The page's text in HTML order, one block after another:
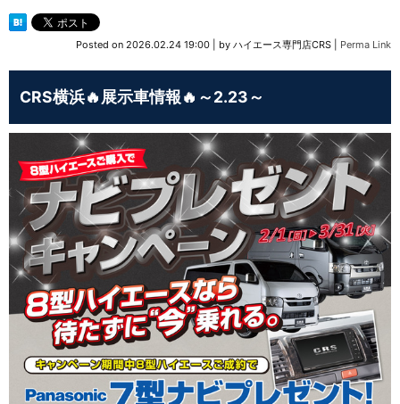
Posted on 2026.02.24 19:00 by ハイエース専門店CRS Perma Link
CRS横浜🔥展示車情報🔥～2.23～